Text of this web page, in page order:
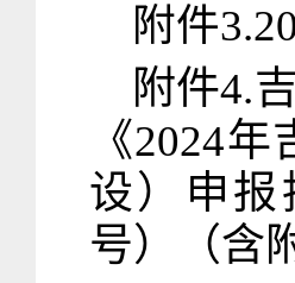
附件
附件4.
《2024
设）申报
号）（含